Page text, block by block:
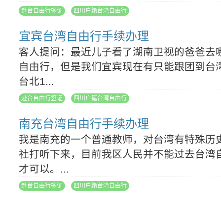
赴台自由行签证 四川户籍台湾自由行
宜宾台湾自由行手续办理
客人提问：最近儿子看了湖南卫视的爸爸
自由行，但是我们宜宾现在有只能跟团到
台北1...
赴台自由行签证 四川户籍台湾自由行
南充台湾自由行手续办理
我是南充的一个普通教师，对台湾有特殊历
社打听下来，目前我区人民并不能过去台湾
才可以。...
赴台自由行签证 四川户籍台湾自由行